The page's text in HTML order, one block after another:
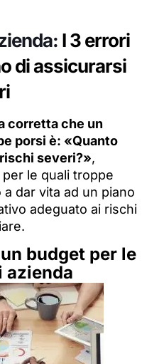
I 3 errori
di assicurarsi
corretta che un
porsi è: «Quanto
severi?»,
le quali troppe
dar vita ad un piano
adeguato ai rischi
budget per le
azienda